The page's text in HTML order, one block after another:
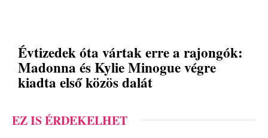
Évtizedek óta vártak erre a rajongók:
Madonna és Kylie Minogue végre
kiadta első közös dalát
EZ IS ÉRDEKELHET